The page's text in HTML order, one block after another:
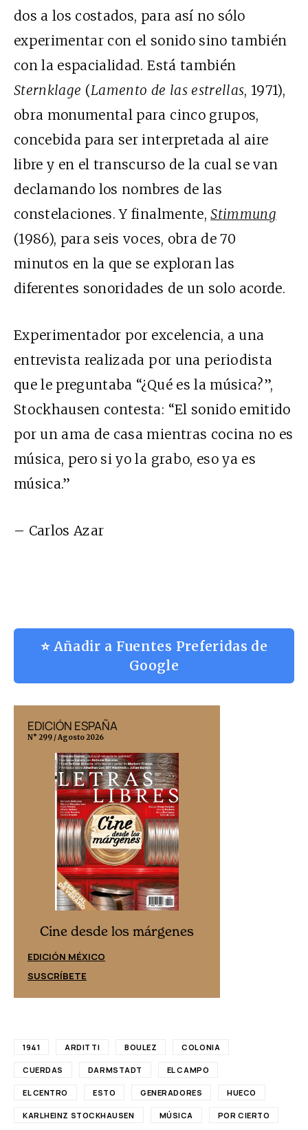
dos a los costados, para así no sólo
experimentar con el sonido sino también
con la espacialidad. Está también
Sternklage (Lamento de las estrellas, 1971),
obra monumental para cinco grupos,
concebida para ser interpretada al aire
libre y en el transcurso de la cual se van
declamando los nombres de las
constelaciones. Y finalmente,Stimmung
(1986), para seis voces, obra de 70
minutos en la que se exploran las
diferentes sonoridades de un solo acorde.
Experimentador por excelencia, a una
entrevista realizada por una periodista
que le preguntaba “¿Qué es la música?”,
Stockhausen contesta: “El sonido emitido
por un ama de casa mientras cocina no es
música, pero si yo la grabo, eso ya es
música.”
– Carlos Azar
⭐ Añadir a Fuentes Preferidas de
Google
EDICIÓN ESPAÑA
N° 299 / Agosto 2026
Cine desde los márgenes
EDICIÓN MÉXICO
SUSCRÍBETE
1941 ARDITTI BOULEZ COLONIA
CUERDAS DARMSTADT EL CAMPO
EL CENTRO ESTO GENERADORES HUECO
KARLHEINZ STOCKHAUSEN MÚSICA POR CIERTO